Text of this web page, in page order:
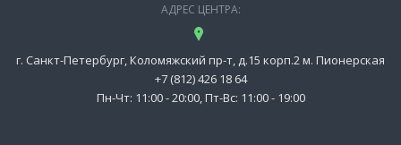
АДРЕС ЦЕНТРА:
г. Санкт-Петербург, Коломяжский пр-т, д.15 корп.2 м. Пионерская
+7 (812) 426 18 64
Пн-Чт: 11:00 - 20:00, Пт-Вс: 11:00 - 19:00